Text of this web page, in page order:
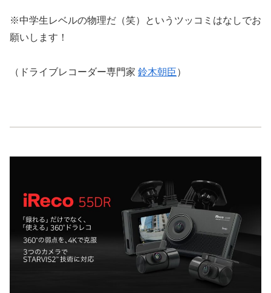
※中学生レベルの物理だ（笑）というツッコミはなしでお
願いします！
（ドライブレコーダー専門家 鈴木朝臣）